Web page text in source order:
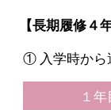
【長期履修４
① 入学時から
１年